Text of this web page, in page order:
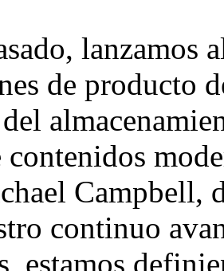
lanzamos
de producto
Campbell,
continuo
estamos